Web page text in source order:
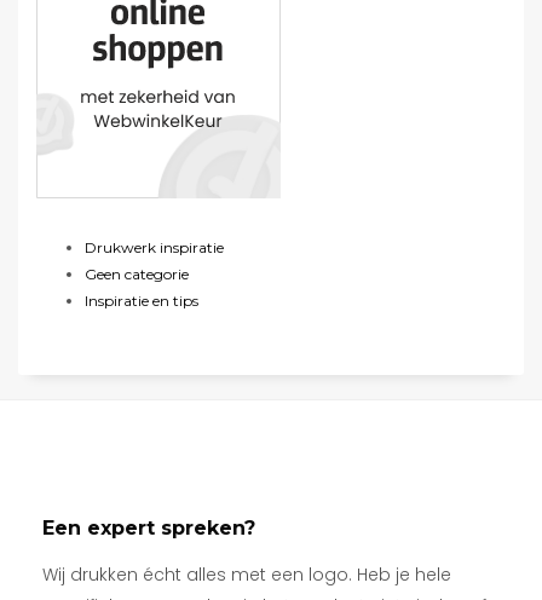
Drukwerk inspiratie
Geen categorie
Inspiratie en tips
Een expert spreken?
Wij drukken écht alles met een logo. Heb je hele